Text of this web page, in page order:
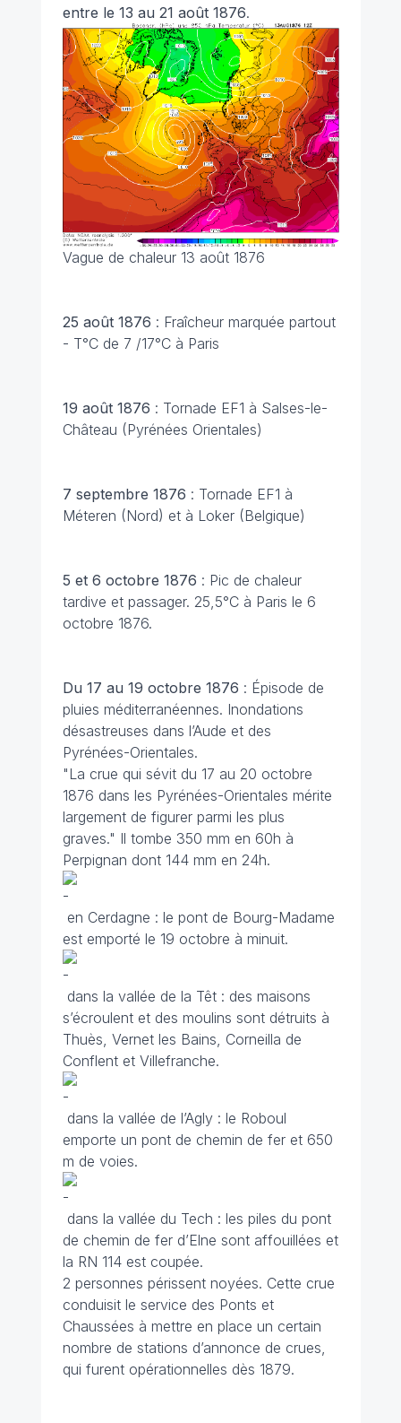
entre le 13 au 21 août 1876.
Vague de chaleur 13 août 1876
25 août 1876 : Fraîcheur marquée partout
- T°C de 7 /17°C à Paris
19 août 1876 : Tornade EF1 à Salses-le-
Château (Pyrénées Orientales)
7 septembre 1876 : Tornade EF1 à
Méteren (Nord) et à Loker (Belgique)
5 et 6 octobre 1876 : Pic de chaleur
tardive et passager. 25,5°C à Paris le 6
octobre 1876.
Du 17 au 19 octobre 1876 : Épisode de
pluies méditerranéennes. Inondations
désastreuses dans l’Aude et des
Pyrénées-Orientales.
"La crue qui sévit du 17 au 20 octobre
1876 dans les Pyrénées-Orientales mérite
largement de figurer parmi les plus
graves." Il tombe 350 mm en 60h à
Perpignan dont 144 mm en 24h.
en Cerdagne : le pont de Bourg-Madame
est emporté le 19 octobre à minuit.
dans la vallée de la Têt : des maisons
s’écroulent et des moulins sont détruits à
Thuès, Vernet les Bains, Corneilla de
Conflent et Villefranche.
dans la vallée de l’Agly : le Roboul
emporte un pont de chemin de fer et 650
m de voies.
dans la vallée du Tech : les piles du pont
de chemin de fer d’Elne sont affouillées et
la RN 114 est coupée.
2 personnes périssent noyées. Cette crue
conduisit le service des Ponts et
Chaussées à mettre en place un certain
nombre de stations d’annonce de crues,
qui furent opérationnelles dès 1879.